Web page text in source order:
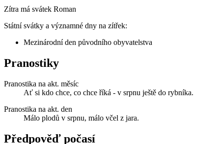
Zítra má svátek Roman
Státní svátky a významné dny na zítřek:
Mezinárodní den původního obyvatelstva
Pranostiky
Pranostika na akt. měsíc
Ať si kdo chce, co chce říká - v srpnu ještě do rybníka.
Pranostika na akt. den
Málo plodů v srpnu, málo včel z jara.
Předpověď počasí